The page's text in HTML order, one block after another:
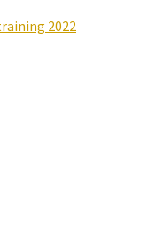
2022